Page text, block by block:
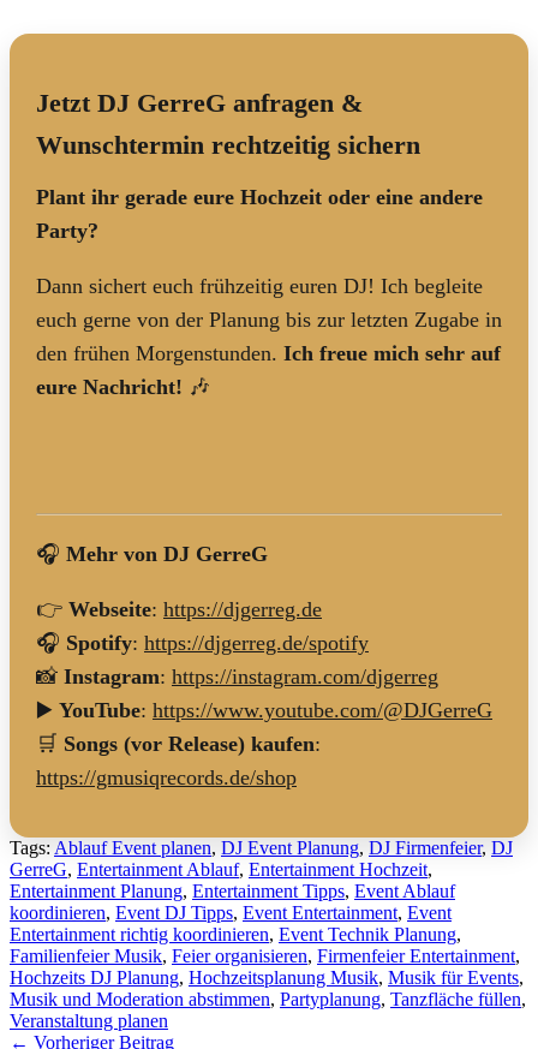
Jetzt DJ GerreG anfragen &
Wunschtermin rechtzeitig sichern
Plant ihr gerade eure Hochzeit oder eine andere
Party?
Dann sichert euch frühzeitig euren DJ! Ich begleite
euch gerne von der Planung bis zur letzten Zugabe in
den frühen Morgenstunden. Ich freue mich sehr auf
eure Nachricht! 🎶
🎧 Mehr von DJ GerreG
👉 Webseite: https://djgerreg.de
🎧 Spotify: https://djgerreg.de/spotify
📸 Instagram: https://instagram.com/djgerreg
▶️ YouTube: https://www.youtube.com/@DJGerreG
🛒 Songs (vor Release) kaufen:
https://gmusiqrecords.de/shop
Tags: Ablauf Event planen, DJ Event Planung, DJ Firmenfeier, DJ
GerreG, Entertainment Ablauf, Entertainment Hochzeit,
Entertainment Planung, Entertainment Tipps, Event Ablauf
koordinieren, Event DJ Tipps, Event Entertainment, Event
Entertainment richtig koordinieren, Event Technik Planung,
Familienfeier Musik, Feier organisieren, Firmenfeier Entertainment,
Hochzeits DJ Planung, Hochzeitsplanung Musik, Musik für Events,
Musik und Moderation abstimmen, Partyplanung, Tanzfläche füllen,
Veranstaltung planen
← Vorheriger Beitrag